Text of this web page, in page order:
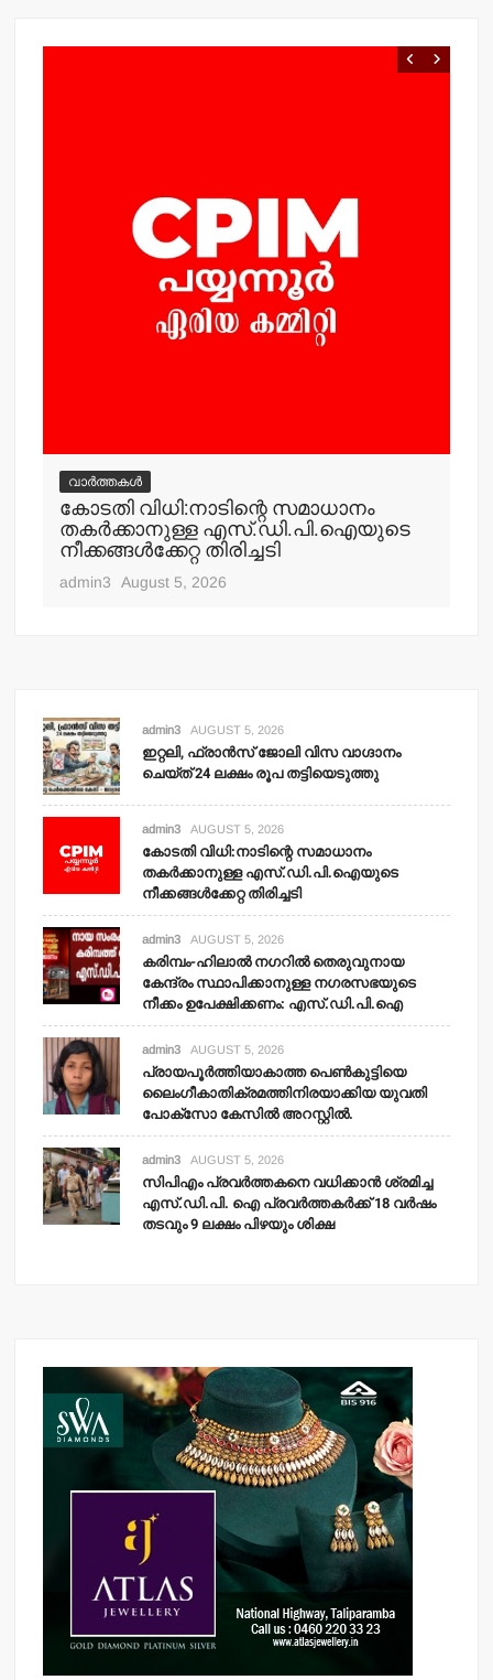
വാർത്തകൾ
കോടതി വിധി:നാടിന്റെ സമാധാനം
തകര്‍ക്കാനുള്ള എസ്.ഡി.പി.ഐയുടെ
നീക്കങ്ങള്‍ക്കേറ്റ തിരിച്ചടി
admin3 August 5, 2026
admin3 AUGUST 5, 2026
ഇറ്റലി, ഫ്രാന്‍സ് ജോലി വിസ വാഗ്ദാനം
ചെയ്ത് 24 ലക്ഷം രൂപ തട്ടിയെടുത്തു
admin3 AUGUST 5, 2026
കോടതി വിധി:നാടിന്റെ സമാധാനം
തകര്‍ക്കാനുള്ള എസ്.ഡി.പി.ഐയുടെ
നീക്കങ്ങള്‍ക്കേറ്റ തിരിച്ചടി
admin3 AUGUST 5, 2026
കരിമ്പം-ഹിലാല്‍ നഗറില്‍ തെരുവുനായ
കേന്ദ്രം സ്ഥാപിക്കാനുള്ള നഗരസഭയുടെ
നീക്കം ഉപേക്ഷിക്കണം: എസ്.ഡി.പി.ഐ
admin3 AUGUST 5, 2026
പ്രായപൂര്‍ത്തിയാകാത്ത പെണ്‍കുട്ടിയെ
ലൈംഗീകാതിക്രമത്തിനിരയാക്കിയ യുവതി
പോക്‌സോ കേസില്‍ അറസ്റ്റില്‍.
admin3 AUGUST 5, 2026
സിപിഎം പ്രവര്‍ത്തകനെ വധിക്കാന്‍ ശ്രമിച്ച
എസ്.ഡി.പി. ഐ പ്രവര്‍ത്തകര്‍ക്ക് 18 വര്‍ഷം
തടവും 9 ലക്ഷം പിഴയും ശിക്ഷ